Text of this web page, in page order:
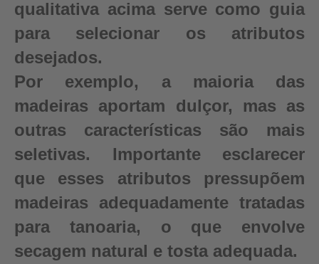
qualitativa acima serve como guia
para selecionar os atributos
desejados.
Por exemplo, a maioria das
madeiras aportam dulçor, mas as
outras características são mais
seletivas. Importante esclarecer
que esses atributos pressupõem
madeiras adequadamente tratadas
para tanoaria, o que envolve
secagem natural e tosta adequada.